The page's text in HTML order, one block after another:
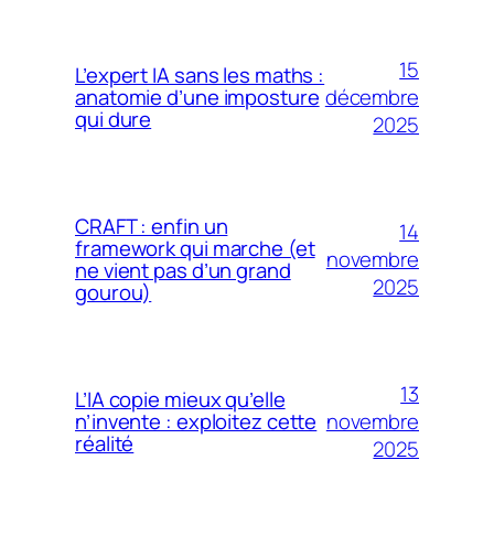
L’expert IA sans les maths :
anatomie d’une imposture
qui dure
15
décembre
2025
CRAFT : enfin un
framework qui marche (et
ne vient pas d’un grand
gourou)
14
novembre
2025
L’IA copie mieux qu’elle
n’invente : exploitez cette
réalité
13
novembre
2025